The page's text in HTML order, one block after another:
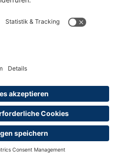
Versandkosten